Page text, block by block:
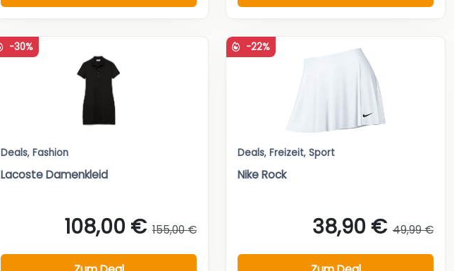
-30%
Deals, Fashion
Lacoste Damenkleid
108,00 € 155,00 €
-22%
Deals, Freizeit, Sport
Nike Rock
38,90 € 49,99 €